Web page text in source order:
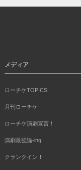
メディア
ローチケTOPICS
月刊ローチケ
ローチケ演劇宣言！
演劇最強論-ing
クランクイン！